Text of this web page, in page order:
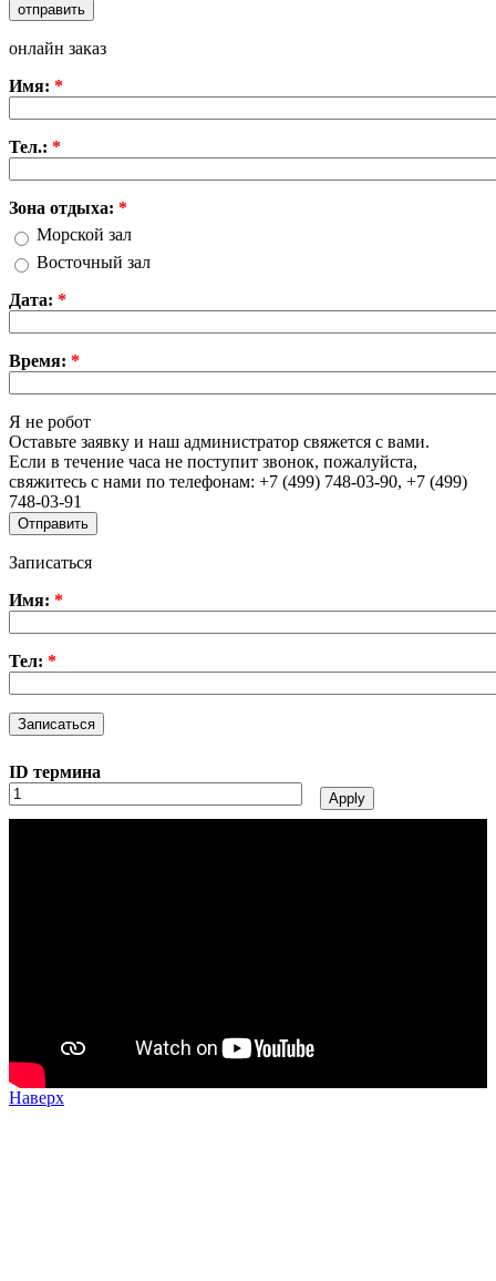
онлайн заказ
Имя: *
Тел.: *
Зона отдыха: *
Морской зал
Восточный зал
Дата: *
Время: *
Я не робот
Оставьте заявку и наш администратор свяжется с вами.
Если в течение часа не поступит звонок, пожалуйста,
свяжитесь с нами по телефонам: +7 (499) 748-03-90, +7 (499)
748-03-91
Записаться
Имя: *
Тел: *
ID термина
Наверх